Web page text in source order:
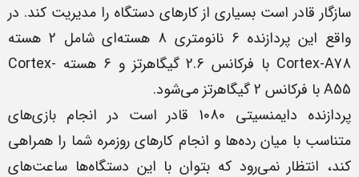
سازگار قادر است بسیاری از کارهای دستگاه را مدیریت کند. در
واقع این پردازنده 6 نانومتری 8 هسته‌ای شامل 2 هسته
Cortex-A78 با فرکانس 2.6 گیگاهرتز و 6 هسته Cortex-
A55 با فرکانس 2 گیگاهرتز می‌شود.
پردازنده دایمنسیتی 1080 قادر است در انجام بازی‌های
متناسب با میان رده‌ها و انجام کارهای روزمره شما را همراهی
کند، انتظار نمی‌رود که بتوان با این دستگاه‌ها ساعت‌های